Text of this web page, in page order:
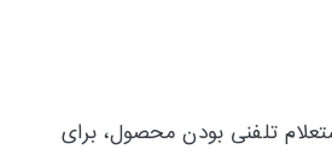
استعلام تلفنی بودن محصول، برای